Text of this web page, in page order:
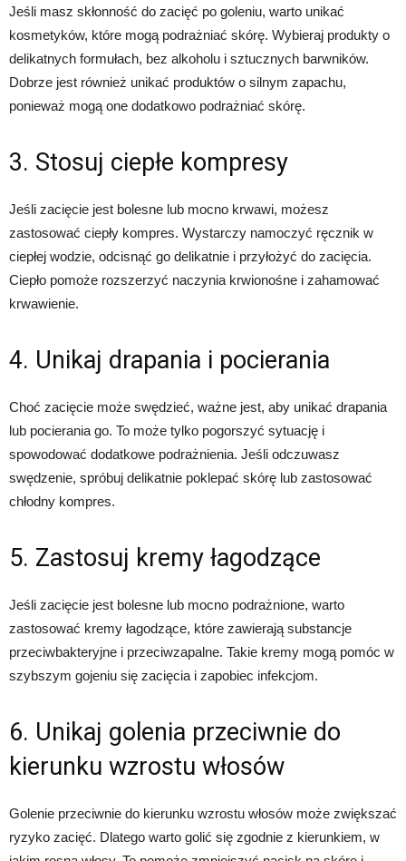
Jeśli masz skłonność do zacięć po goleniu, warto unikać
kosmetyków, które mogą podrażniać skórę. Wybieraj produkty o
delikatnych formułach, bez alkoholu i sztucznych barwników.
Dobrze jest również unikać produktów o silnym zapachu,
ponieważ mogą one dodatkowo podrażniać skórę.
3. Stosuj ciepłe kompresy
Jeśli zacięcie jest bolesne lub mocno krwawi, możesz
zastosować ciepły kompres. Wystarczy namoczyć ręcznik w
ciepłej wodzie, odcisnąć go delikatnie i przyłożyć do zacięcia.
Ciepło pomoże rozszerzyć naczynia krwionośne i zahamować
krwawienie.
4. Unikaj drapania i pocierania
Choć zacięcie może swędzieć, ważne jest, aby unikać drapania
lub pocierania go. To może tylko pogorszyć sytuację i
spowodować dodatkowe podrażnienia. Jeśli odczuwasz
swędzenie, spróbuj delikatnie poklepać skórę lub zastosować
chłodny kompres.
5. Zastosuj kremy łagodzące
Jeśli zacięcie jest bolesne lub mocno podrażnione, warto
zastosować kremy łagodzące, które zawierają substancje
przeciwbakteryjne i przeciwzapalne. Takie kremy mogą pomóc w
szybszym gojeniu się zacięcia i zapobiec infekcjom.
6. Unikaj golenia przeciwnie do
kierunku wzrostu włosów
Golenie przeciwnie do kierunku wzrostu włosów może zwiększać
ryzyko zacięć. Dlatego warto golić się zgodnie z kierunkiem, w